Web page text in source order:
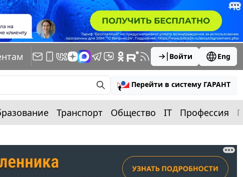
Войти Eng
Перейти в систему ГАРАНТ
Транспорт Общество IT Профессия